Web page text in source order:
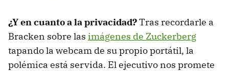
¿Y en cuanto a la privacidad?Tras recordarle a
Bracken sobre las imágenes de Zuckerberg
tapando la webcam de su propio portátil, la
polémica está servida. El ejecutivo nos promete